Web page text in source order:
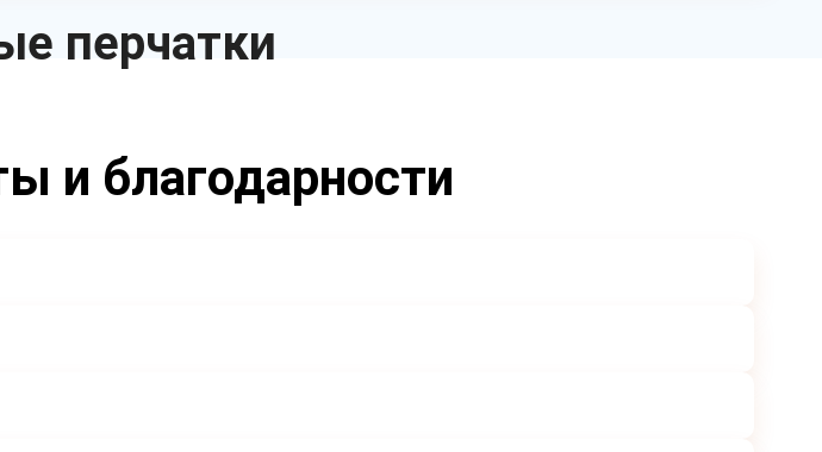
перчатки
и благодарности